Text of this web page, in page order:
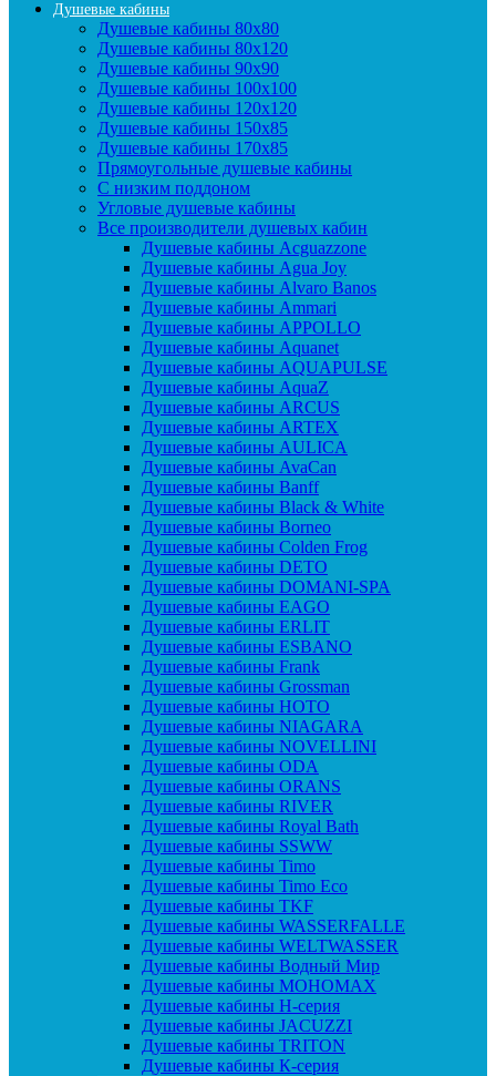
Душевые кабины
Душевые кабины 80x80
Душевые кабины 80x120
Душевые кабины 90х90
Душевые кабины 100x100
Душевые кабины 120x120
Душевые кабины 150x85
Душевые кабины 170x85
Прямоугольные душевые кабины
С низким поддоном
Угловые душевые кабины
Все производители душевых кабин
Душевые кабины Acguazzone
Душевые кабины Agua Joy
Душевые кабины Alvaro Banos
Душевые кабины Ammari
Душевые кабины APPOLLO
Душевые кабины Aquanet
Душевые кабины AQUAPULSE
Душевые кабины AquaZ
Душевые кабины ARCUS
Душевые кабины ARTEX
Душевые кабины AULICA
Душевые кабины AvaCan
Душевые кабины Banff
Душевые кабины Black & White
Душевые кабины Borneo
Душевые кабины Colden Frog
Душевые кабины DETO
Душевые кабины DOMANI-SPA
Душевые кабины EAGO
Душевые кабины ERLIT
Душевые кабины ESBANO
Душевые кабины Frank
Душевые кабины Grossman
Душевые кабины HOTO
Душевые кабины NIAGARA
Душевые кабины NOVELLINI
Душевые кабины ODA
Душевые кабины ORANS
Душевые кабины RIVER
Душевые кабины Royal Bath
Душевые кабины SSWW
Душевые кабины Timo
Душевые кабины Timo Eco
Душевые кабины TKF
Душевые кабины WASSERFALLE
Душевые кабины WELTWASSER
Душевые кабины Водный Мир
Душевые кабины МОНОМАХ
Душевые кабины H-серия
Душевые кабины JACUZZI
Душевые кабины TRITON
Душевые кабины К-серия